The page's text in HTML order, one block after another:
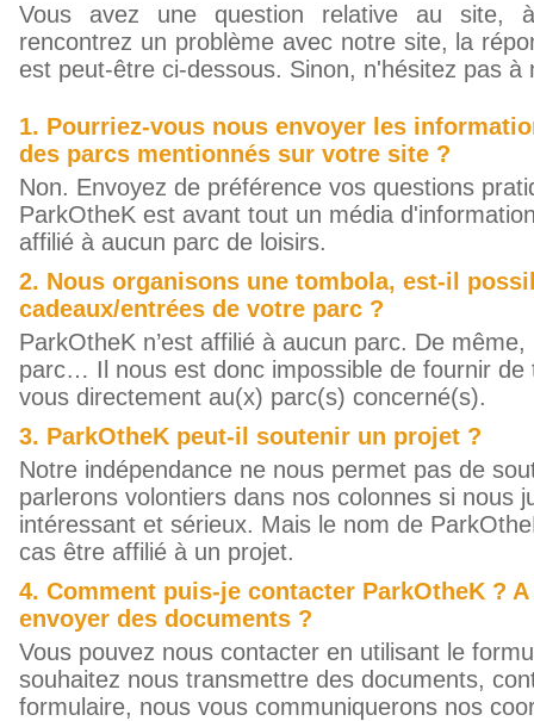
Vous avez une question relative au site,
rencontrez un problème avec notre site, la
est peut-être ci-dessous. Sinon, n'hésitez pas à
1. Pourriez-vous nous envoyer les
des parcs mentionnés sur votre site ?
Non. Envoyez de préférence vos questions
ParkOtheK est avant tout un média
affilié à aucun parc de loisirs.
2. Nous organisons une tombola, est-il
cadeaux/entrées de votre parc ?
ParkOtheK n’est affilié à aucun parc. De
parc… Il nous est donc impossible de fournir de
vous directement au(x) parc(s) concerné(s).
3. ParkOtheK peut-il soutenir un projet ?
Notre indépendance ne nous permet pas de
parlerons volontiers dans nos colonnes si nous
intéressant et sérieux. Mais le nom de
cas être affilié à un projet.
4. Comment puis-je contacter ParkOtheK ?
envoyer des documents ?
Vous pouvez nous contacter en utilisant le
souhaitez nous transmettre des documents,
formulaire, nous vous communiquerons nos